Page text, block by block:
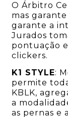
O Árbitro
mas
garante a
Jurados
pontuação
clickers.
K1 STYLE:
permite
KBLK,
a
as pernas e